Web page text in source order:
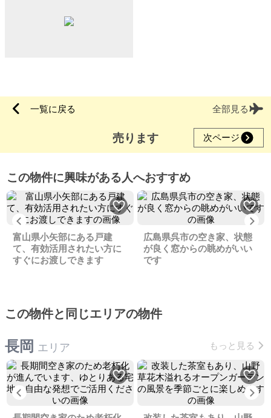
一覧に戻る 全部見る
売ります 次ページ
この物件に興味がある人へおすすめ
Previous
富山県小矢部にある戸建
て、有効活用されたい方に
すぐにお渡しできます
広島県呉市の空き家、状態
が良く窓からの眺めがいい
です
この物件と同じエリアの物件
長岡 エリア もっと見る
Previous